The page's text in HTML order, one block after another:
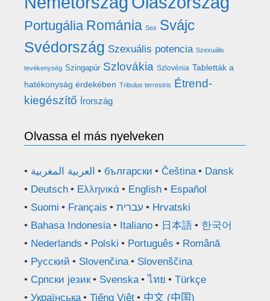
Portugália Románia Sex Svájc
Svédország Szexuális potencia Szexuális
tevékenység Szingapúr Szlovákia Szlovénia Tabletták a
hatékonyság érdekében Tribulus terrestris Étrend-
kiegészítő Írország
Olvassa el más nyelveken
العربية المغربية български Čeština
Dansk
Deutsch
Ελληνικά English
Español
Suomi
Français עברית
Hrvatski
Bahasa Indonesia
Italiano 日本語
한국어
Nederlands
Polski Português
Română
Русский
Slovenčina
Slovenščina
Српски језик
Svenska ไทย
Türkçe
Українська
Tiếng Việt 中文 (中国)